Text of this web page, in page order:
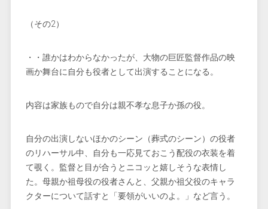
（その2）
・・誰かはわからなかったが、大物の巨匠監督作品の映
画か舞台に自分も役者として出演することになる。
内容は家族もので自分は親不孝な息子か孫の役。
自分の出演しないほかのシーン（葬式のシーン）の役者
のリハーサル中、自分も一応見ておこう配役の衣装を着
て覗く。監督と目が合うとニコッと嬉しそうな表情し
た。母親か祖母役の役者さんと、父親か祖父役のキャラ
クターについて話すと「要領がいいのよ。」など言う。